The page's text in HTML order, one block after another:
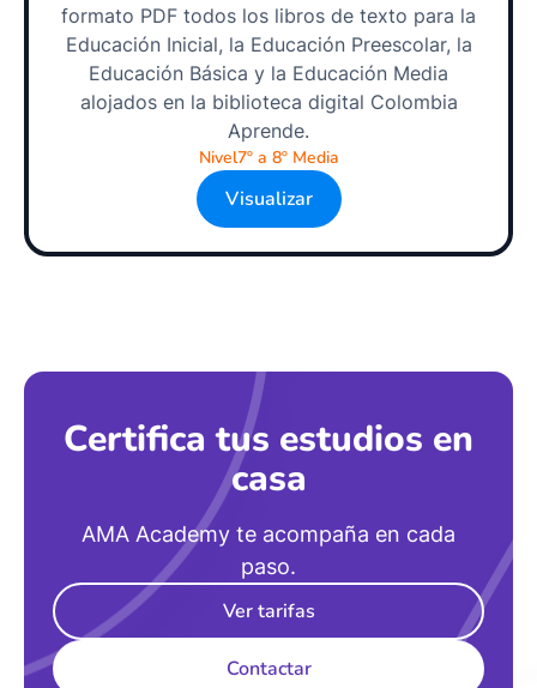
formato PDF todos los libros de texto para la
Educación Inicial, la Educación Preescolar, la
Educación Básica y la Educación Media
alojados en la biblioteca digital Colombia
Aprende.
Nivel7º a 8º Media
Visualizar
Certifica tus estudios en
casa
AMA Academy te acompaña en cada
paso.
Ver tarifas
Contactar